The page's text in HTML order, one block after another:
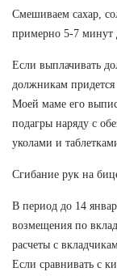
Смешиваем сахар,
примерно 5-7 минут
Если выплачивать
должникам
Моей маме его
подагры наряду с
уколами и
Сгибание рук на
В период до 14
возмещения по
расчеты с
Если сравнивать с